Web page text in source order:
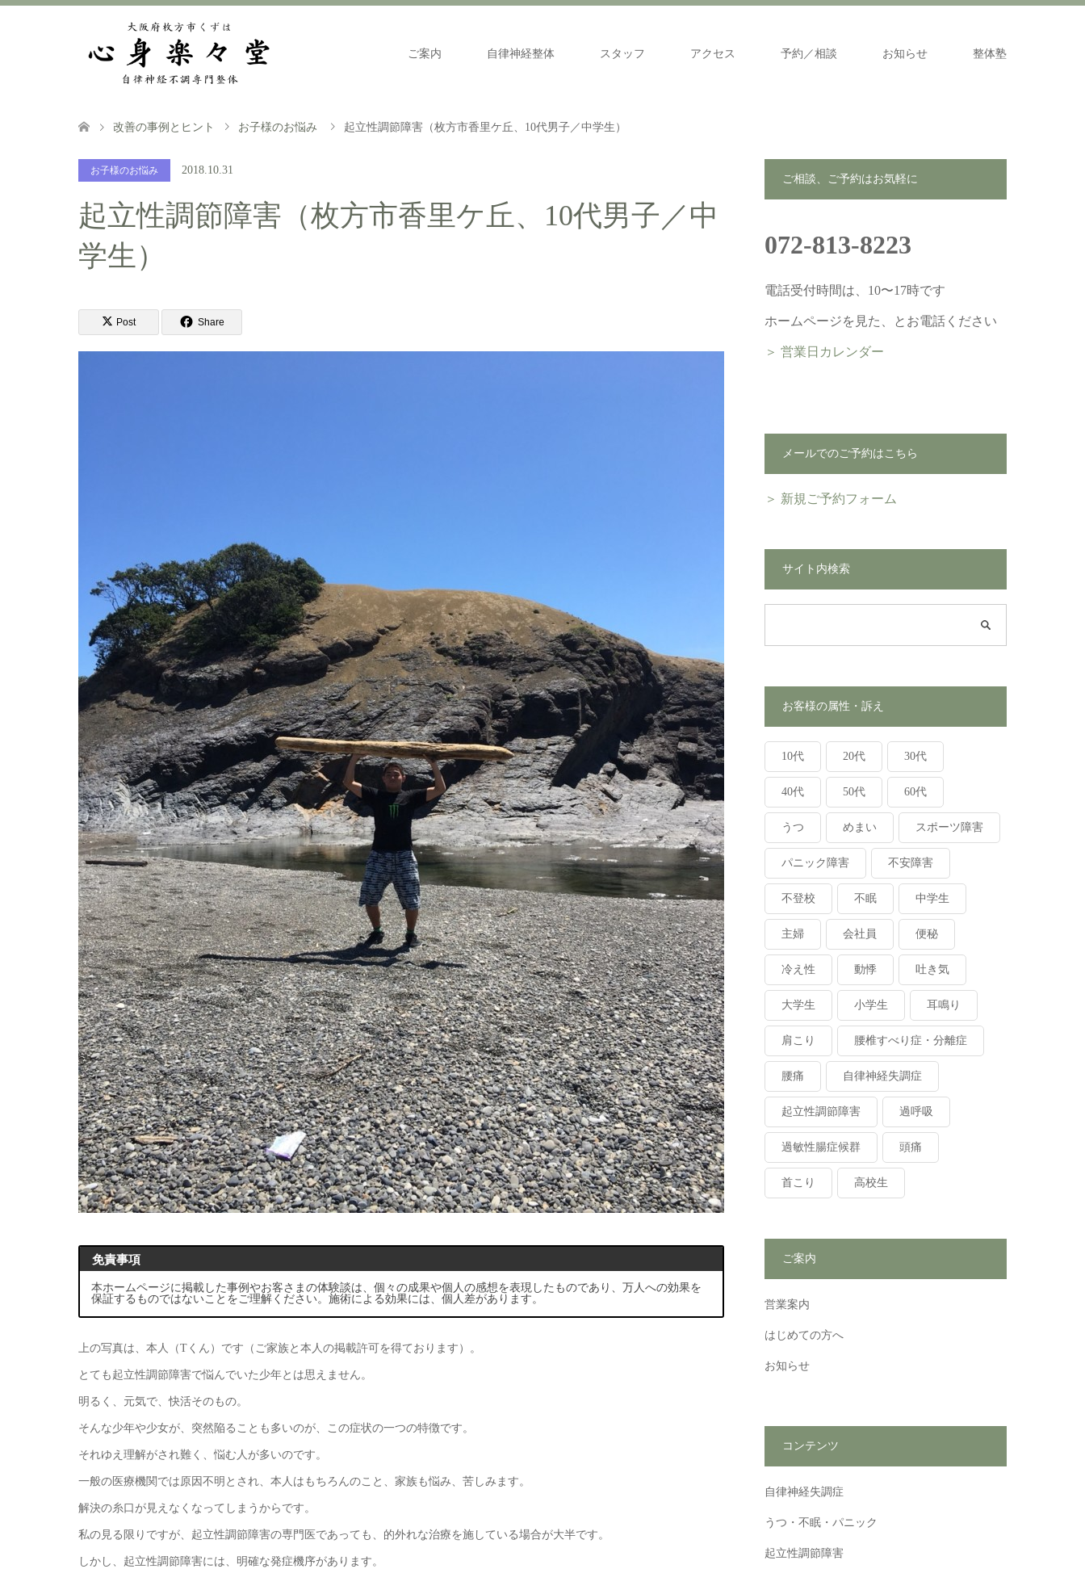
ご案内 自律神経整体 スタッフ アクセス 予約／相談 お知らせ 整体塾
改善の事例とヒント お子様のお悩み 起立性調節障害（枚方市香里ケ丘、10代男子／中学生）
お子様のお悩み 2018.10.31
起立性調節障害（枚方市香里ケ丘、10代男子／中
学生）
Post Share
免責事項
本ホームページに掲載した事例やお客さまの体験談は、個々の成果や個人の感想を表現したものであり、万人への効果を
保証するものではないことをご理解ください。施術による効果には、個人差があります。
上の写真は、本人（Tくん）です（ご家族と本人の掲載許可を得ております）。
とても起立性調節障害で悩んでいた少年とは思えません。
明るく、元気で、快活そのもの。
そんな少年や少女が、突然陥ることも多いのが、この症状の一つの特徴です。
それゆえ理解がされ難く、悩む人が多いのです。
一般の医療機関では原因不明とされ、本人はもちろんのこと、家族も悩み、苦しみます。
解決の糸口が見えなくなってしまうからです。
私の見る限りですが、起立性調節障害の専門医であっても、的外れな治療を施している場合が大半です。
しかし、起立性調節障害には、明確な発症機序があります。
ご相談、ご予約はお気軽に
072-813-8223
電話受付時間は、10〜17時です
ホームページを見た、とお電話ください
＞ 営業日カレンダー
メールでのご予約はこちら
＞ 新規ご予約フォーム
サイト内検索
お客様の属性・訴え
10代 20代 30代
40代 50代 60代
うつ めまい スポーツ障害
パニック障害 不安障害
不登校 不眠 中学生
主婦 会社員 便秘
冷え性 動悸 吐き気
大学生 小学生 耳鳴り
肩こり 腰椎すべり症・分離症
腰痛 自律神経失調症
起立性調節障害 過呼吸
過敏性腸症候群 頭痛
首こり 高校生
ご案内
営業案内
はじめての方へ
お知らせ
コンテンツ
自律神経失調症
うつ・不眠・パニック
起立性調節障害